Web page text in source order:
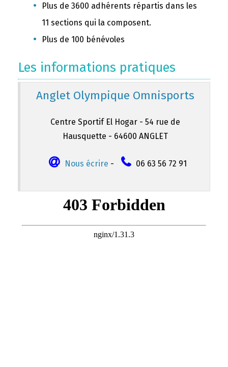
Plus de 3600 adhérents répartis dans les
11 sections qui la composent.
Plus de 100 bénévoles
Les informations pratiques
Anglet Olympique Omnisports
Centre Sportif El Hogar - 54 rue de
Hausquette - 64600 ANGLET
Nous écrire - 06 63 56 72 91